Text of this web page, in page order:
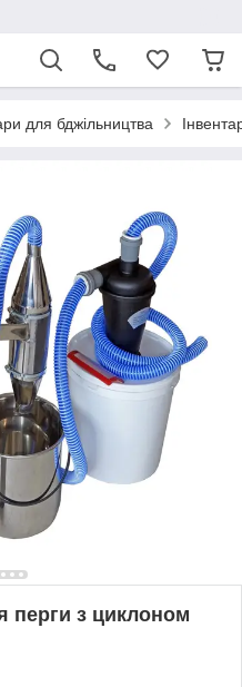
для бджільництва
перги з циклоном